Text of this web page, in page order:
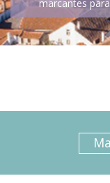
marcantes